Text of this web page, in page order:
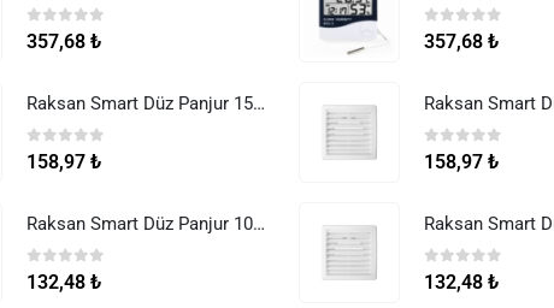
05 üzerinden
357,68 ₺
Raksan Smart Düz Panjur 150 mm Sinek Telli
0 5 üzerinden
158,97 ₺
Raksan Smart Düz Panjur 100 mm Sinek Telli
0 5 üzerinden
132,48 ₺
05 üzerinden
357,68 ₺
0 5 üzerinden
158,97 ₺
0 5 üzerinden
132,48 ₺